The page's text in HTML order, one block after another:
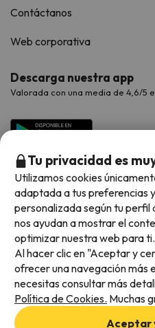
Contáctanos
Web corporativa
Descarga nuestra app
Valorada con una media de 4,6/5
Métodos de pago disponibles
Condiciones generales
Tu privacidad es
Utilizamos cookies
adaptada a tus preferencias
personalizada según tu perfil
nos ayudan a mostrar el
optimizar nuestra web para ti.
Al hacer clic en "Aceptar y
ofrecer una navegación más
necesitas consultar más
Política de Cookies. Muchas
Aceptar